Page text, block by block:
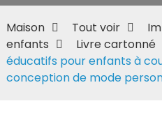
Maison Tout voir
enfants
Livre cartonné
éducatifs pour enfants à
conception de mode